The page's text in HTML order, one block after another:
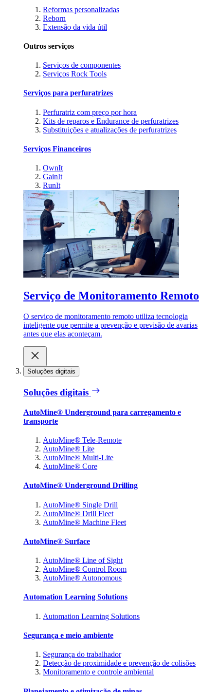
Reformas personalizadas
Reborn
Extensão da vida útil
Outros serviços
Serviços de componentes
Serviços Rock Tools
Serviços para perfuratrizes
Perfuratriz com preço por hora
Kits de reparos e Endurance de perfuratrizes
Substituições e atualizações de perfuratrizes
Serviços Financeiros
OwnIt
GainIt
RunIt
Serviço de Monitoramento Remoto
O serviço de monitoramento remoto utiliza tecnologia
inteligente que permite a prevenção e previsão de avarias
antes que elas aconteçam.
Soluções digitais
Soluções digitais
AutoMine® Underground para carregamento e
transporte
AutoMine® Tele-Remote
AutoMine® Lite
AutoMine® Multi-Lite
AutoMine® Core
AutoMine® Underground Drilling
AutoMine® Single Drill
AutoMine® Drill Fleet
AutoMine® Machine Fleet
AutoMine® Surface
AutoMine® Line of Sight
AutoMine® Control Room
AutoMine® Autonomous
Automation Learning Solutions
Automation Learning Solutions
Segurança e meio ambiente
Segurança do trabalhador
Detecção de proximidade e prevenção de colisões
Monitoramento e controle ambiental